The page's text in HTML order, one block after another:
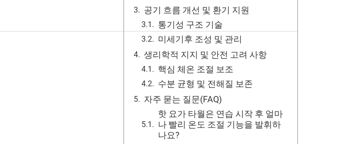
공기 흐름 개선 및 환기 지원
통기성 구조 기술
미세기후 조성 및 관리
생리학적 지지 및 안전 고려 사항
핵심 체온 조절 보조
수분 균형 및 전해질 보존
자주 묻는 질문(FAQ)
핫 요가 타월은 연습 시작 후 얼마
나 빨리 온도 조절 기능을 발휘하
나요?